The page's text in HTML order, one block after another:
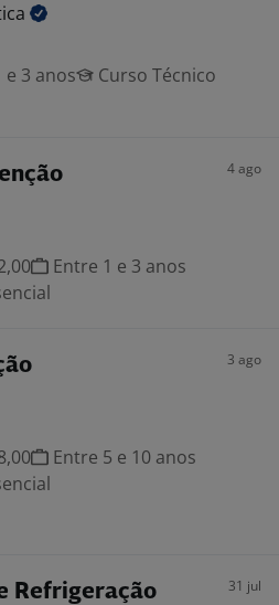
e 3 anos
Curso Técnico
4 ago
Entre 1 e 3 anos
3 ago
Entre 5 e 10 anos
Refrigeração 31 jul